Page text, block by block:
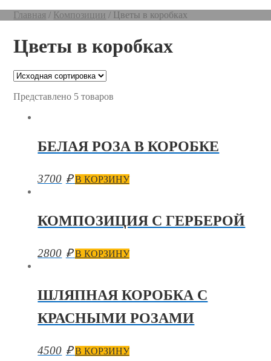
Главная / Композиции / Цветы в коробках
Цветы в коробках
Представлено 5 товаров
БЕЛАЯ РОЗА В КОРОБКЕ
3700 ₽ В КОРЗИНУ
КОМПОЗИЦИЯ С ГЕРБЕРОЙ
2800 ₽ В КОРЗИНУ
ШЛЯПНАЯ КОРОБКА С
КРАСНЫМИ РОЗАМИ
4500 ₽ В КОРЗИНУ